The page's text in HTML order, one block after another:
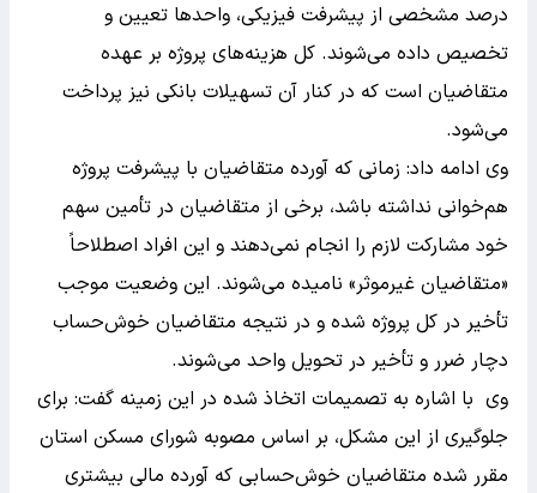
درصد مشخصی از پیشرفت فیزیکی، واحدها تعیین و
تخصیص داده می‌شوند. کل هزینه‌های پروژه بر عهده
متقاضیان است که در کنار آن تسهیلات بانکی نیز پرداخت
می‌شود.
وی ادامه داد: زمانی که آورده متقاضیان با پیشرفت پروژه
هم‌خوانی نداشته باشد، برخی از متقاضیان در تأمین سهم
خود مشارکت لازم را انجام نمی‌دهند و این افراد اصطلاحاً
«متقاضیان غیرموثر» نامیده می‌شوند. این وضعیت موجب
تأخیر در کل پروژه شده و در نتیجه متقاضیان خوش‌حساب
دچار ضرر و تأخیر در تحویل واحد می‌شوند.
وی با اشاره به تصمیمات اتخاذ شده در این زمینه گفت: برای
جلوگیری از این مشکل، بر اساس مصوبه شورای مسکن استان
مقرر شده متقاضیان خوش‌حسابی که آورده مالی بیشتری